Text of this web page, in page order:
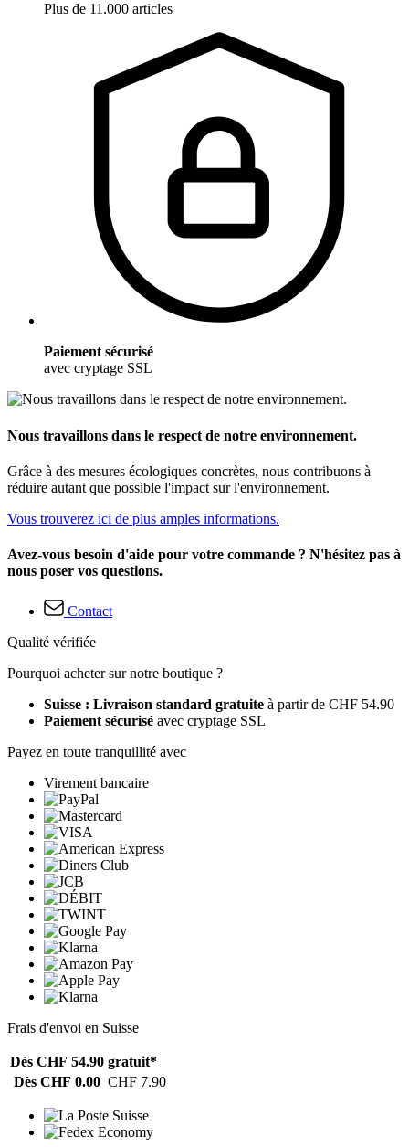
Plus de 11.000 articles
Paiement sécurisé
avec cryptage SSL
Nous travaillons dans le respect de notre environnement.
Grâce à des mesures écologiques concrètes, nous contribuons à
réduire autant que possible l'impact sur l'environnement.
Vous trouverez ici de plus amples informations.
Avez-vous besoin d'aide pour votre commande ? N'hésitez pas à
nous poser vos questions.
Contact
Qualité vérifiée
Pourquoi acheter sur notre boutique ?
Suisse : Livraison standard gratuite à partir de CHF 54.90
Paiement sécurisé avec cryptage SSL
Payez en toute tranquillité avec
Virement bancaire
Frais d'envoi en Suisse
Dès CHF 54.90 gratuit*
Dès CHF 0.00 CHF 7.90